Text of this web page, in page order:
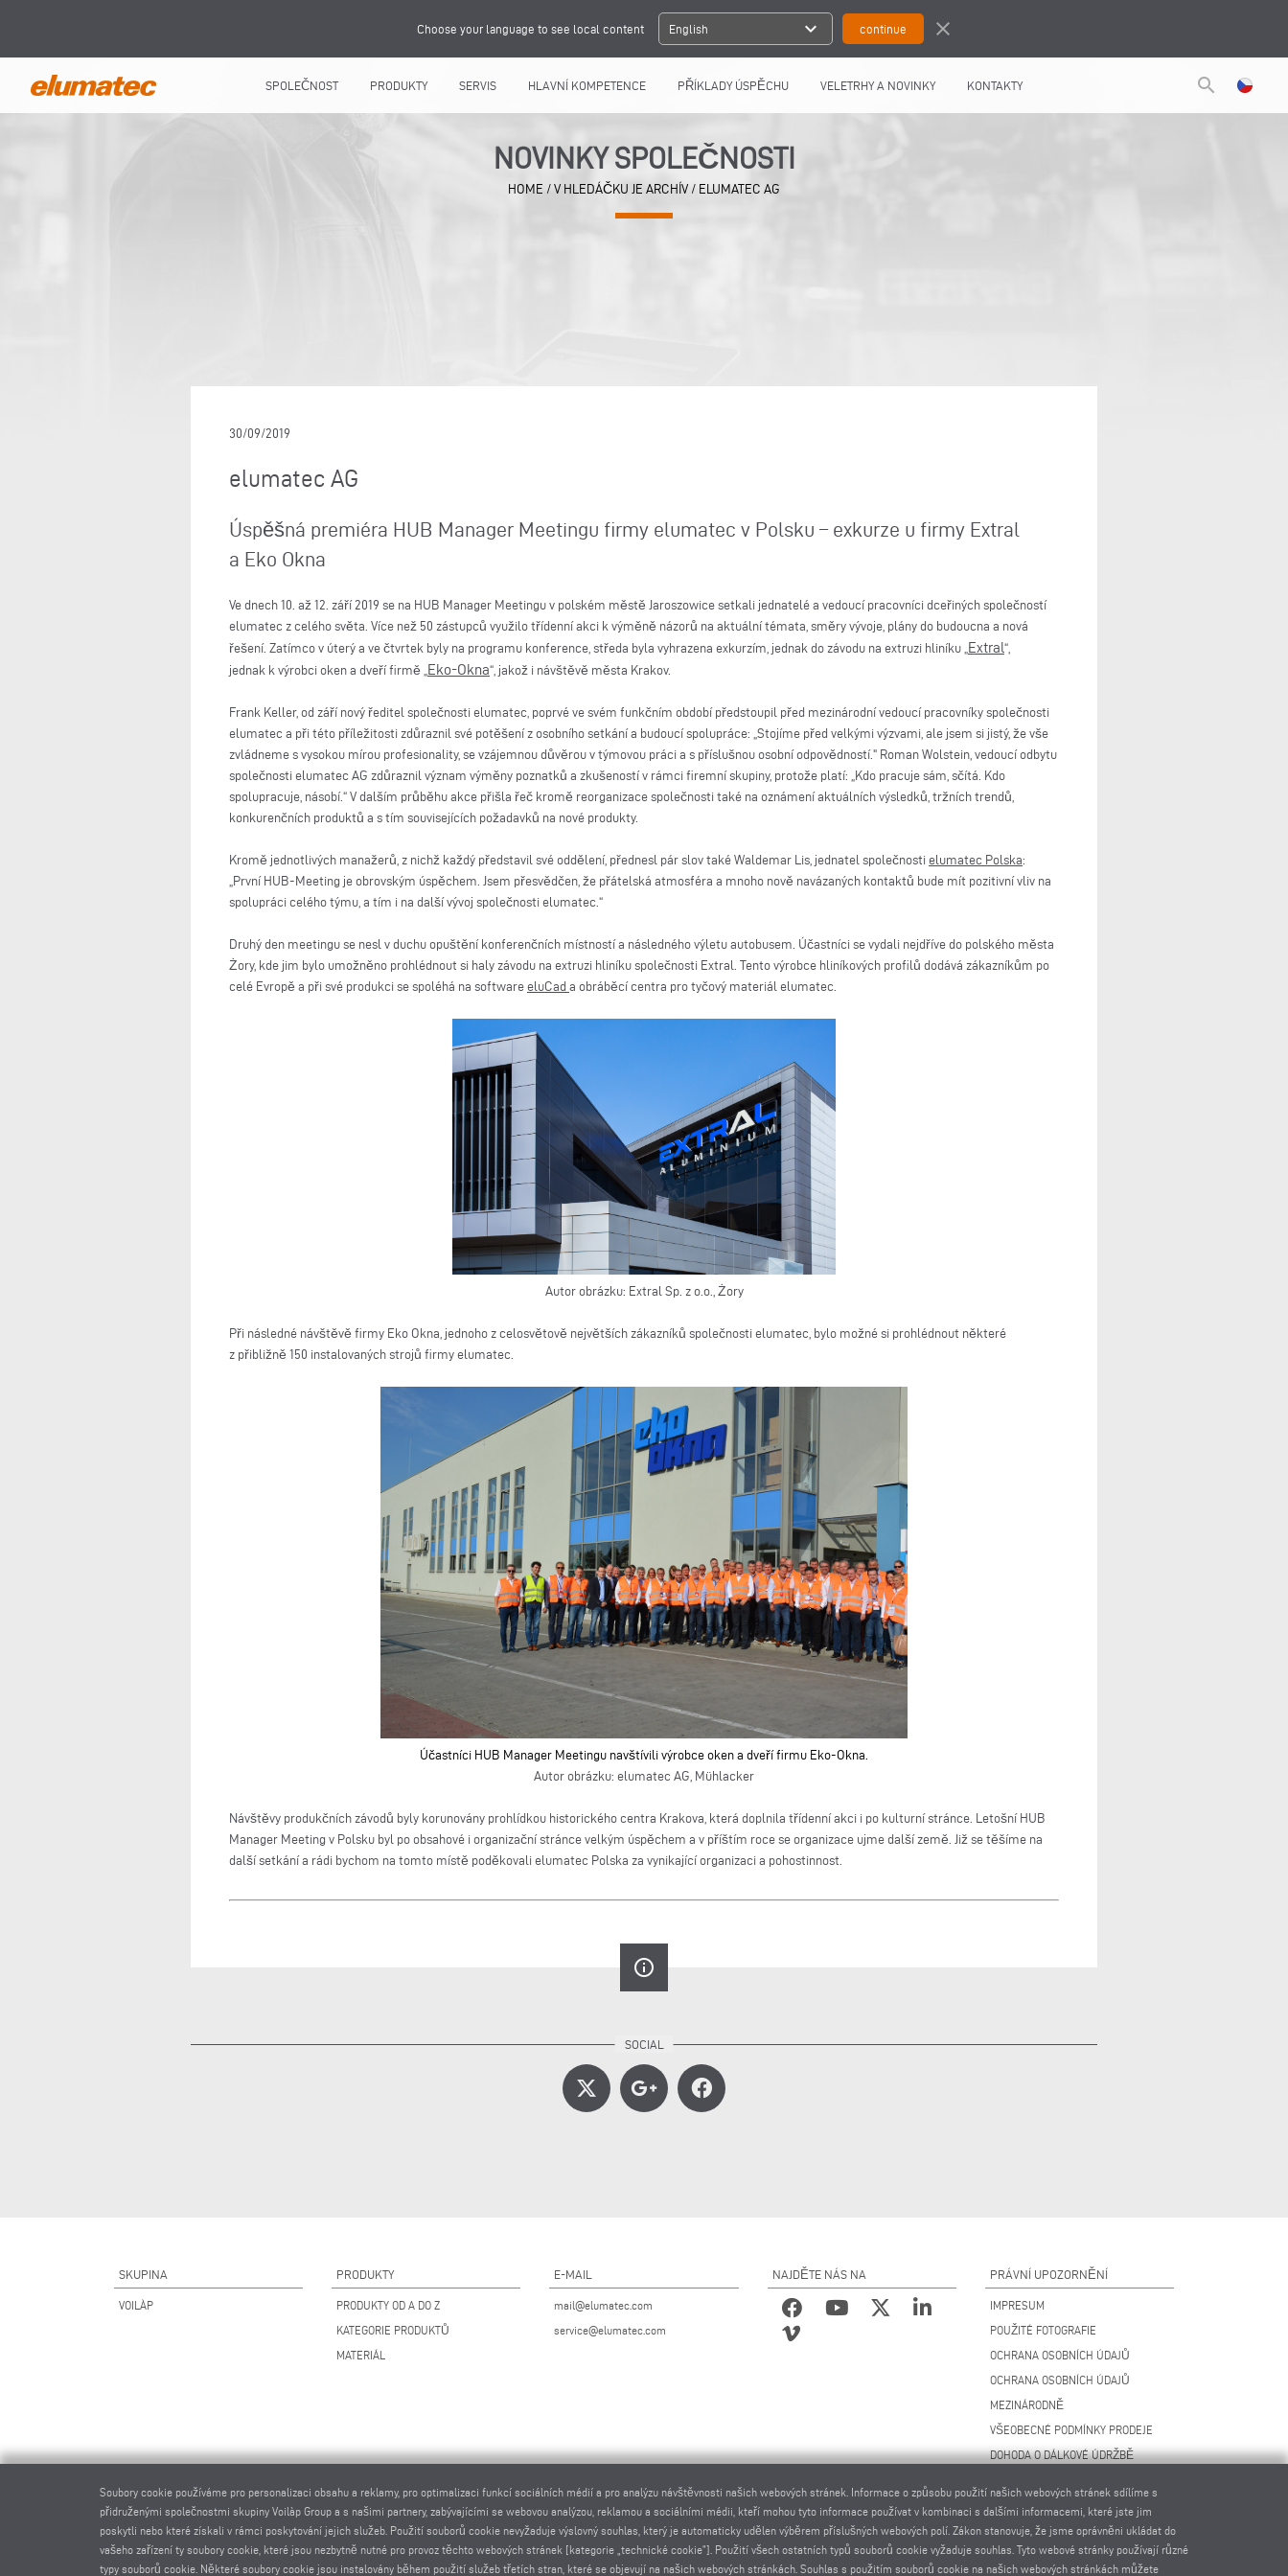
Choose your language to see local content English expand_more close
SPOLEČNOST PRODUKTY SERVIS HLAVNÍ KOMPETENCE PŘÍKLADY ÚSPĚCHU VELETRHY A NOVINKY KONTAKTY search
NOVINKY SPOLEČNOSTI
HOME / V HLEDÁČKU JE ARCHÍV / ELUMATEC AG
30/09/2019
elumatec AG
Úspěšná premiéra HUB Manager Meetingu firmy elumatec v Polsku – exkurze u firmy Extral
a Eko Okna
Ve dnech 10. až 12. září 2019 se na HUB Manager Meetingu v polském městě Jaroszowice setkali jednatelé a vedoucí pracovníci dceřiných společností
elumatec z celého světa. Více než 50 zástupců využilo třídenní akci k výměně názorů na aktuální témata, směry vývoje, plány do budoucna a nová
řešení. Zatímco v úterý a ve čtvrtek byly na programu konference, středa byla vyhrazena exkurzím, jednak do závodu na extruzi hliníku „Extral“,
jednak k výrobci oken a dveří firmě „Eko-Okna“, jakož i návštěvě města Krakov.
Frank Keller, od září nový ředitel společnosti elumatec, poprvé ve svém funkčním období předstoupil před mezinárodní vedoucí pracovníky společnosti
elumatec a při této příležitosti zdůraznil své potěšení z osobního setkání a budoucí spolupráce: „Stojíme před velkými výzvami, ale jsem si jistý, že vše
zvládneme s vysokou mírou profesionality, se vzájemnou důvěrou v týmovou práci a s příslušnou osobní odpovědností." Roman Wolstein, vedoucí odbytu
společnosti elumatec AG zdůraznil význam výměny poznatků a zkušeností v rámci firemní skupiny, protože platí: „Kdo pracuje sám, sčítá. Kdo
spolupracuje, násobí.“ V dalším průběhu akce přišla řeč kromě reorganizace společnosti také na oznámení aktuálních výsledků, tržních trendů,
konkurenčních produktů a s tím souvisejících požadavků na nové produkty.
Kromě jednotlivých manažerů, z nichž každý představil své oddělení, přednesl pár slov také Waldemar Lis, jednatel společnosti elumatec Polska:
„První HUB-Meeting je obrovským úspěchem. Jsem přesvědčen, že přátelská atmosféra a mnoho nově navázaných kontaktů bude mít pozitivní vliv na
spolupráci celého týmu, a tím i na další vývoj společnosti elumatec.“
Druhý den meetingu se nesl v duchu opuštění konferenčních místností a následného výletu autobusem. Účastníci se vydali nejdříve do polského města
Żory, kde jim bylo umožněno prohlédnout si haly závodu na extruzi hliníku společnosti Extral. Tento výrobce hliníkových profilů dodává zákazníkům po
celé Evropě a při své produkci se spoléhá na software eluCad a obráběcí centra pro tyčový materiál elumatec.
Autor obrázku: Extral Sp. z o.o., Żory
Při následné návštěvě firmy Eko Okna, jednoho z celosvětově největších zákazníků společnosti elumatec, bylo možné si prohlédnout některé
z přibližně 150 instalovaných strojů firmy elumatec.
Účastníci HUB Manager Meetingu navštívili výrobce oken a dveří firmu Eko-Okna.
Autor obrázku: elumatec AG, Mühlacker
Návštěvy produkčních závodů byly korunovány prohlídkou historického centra Krakova, která doplnila třídenní akci i po kulturní stránce. Letošní HUB
Manager Meeting v Polsku byl po obsahové i organizační stránce velkým úspěchem a v příštím roce se organizace ujme další země. Již se těšíme na
další setkání a rádi bychom na tomto místě poděkovali elumatec Polska za vynikající organizaci a pohostinnost.
info_outline
SKUPINA
VOILÀP
PRODUKTY
PRODUKTY OD A DO Z
KATEGORIE PRODUKTŮ
MATERIÁL
E-MAIL
mail@elumatec.com
service@elumatec.com
NAJDĚTE NÁS NA PRÁVNÍ UPOZORNĚNÍ
IMPRESUM
POUŽITÉ FOTOGRAFIE
OCHRANA OSOBNÍCH ÚDAJŮ
OCHRANA OSOBNÍCH ÚDAJŮ
MEZINÁRODNĚ
VŠEOBECNÉ PODMÍNKY PRODEJE
DOHODA O DÁLKOVÉ ÚDRŽBĚ
KODEX CHOVÁNÍ DODAVATELŮ
Soubory cookie používáme pro personalizaci obsahu a reklamy, pro optimalizaci funkcí sociálních médií a pro analýzu návštěvnosti našich webových stránek. Informace o způsobu použití našich webových stránek sdílíme s
přidruženými společnostmi skupiny Voilàp Group a s našimi partnery, zabývajícími se webovou analýzou, reklamou a sociálními médii, kteří mohou tyto informace používat v kombinaci s dalšími informacemi, které jste jim
poskytli nebo které získali v rámci poskytování jejich služeb. Použití souborů cookie nevyžaduje výslovný souhlas, který je automaticky udělen výběrem příslušných webových polí. Zákon stanovuje, že jsme oprávněni ukládat do
vašeho zařízení ty soubory cookie, které jsou nezbytně nutné pro provoz těchto webových stránek [kategorie „technické cookie”]. Použití všech ostatních typů souborů cookie vyžaduje souhlas. Tyto webové stránky používají různé
typy souborů cookie. Některé soubory cookie jsou instalovány během použití služeb třetích stran, které se objevují na našich webových stránkách. Souhlas s použitím souborů cookie na našich webových stránkách můžete